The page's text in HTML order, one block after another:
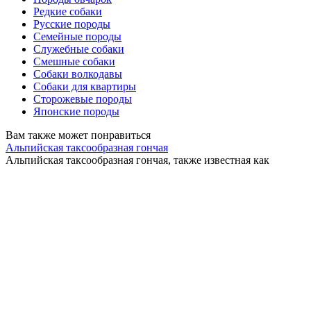
Редкие собаки
Русские породы
Семейные породы
Служебные собаки
Смешные собаки
Собаки волкодавы
Собаки для квартиры
Сторожевые породы
Японские породы
Вам также может понравиться
Альпийская таксообразная гончая
Альпийская таксообразная гончая, также известная как